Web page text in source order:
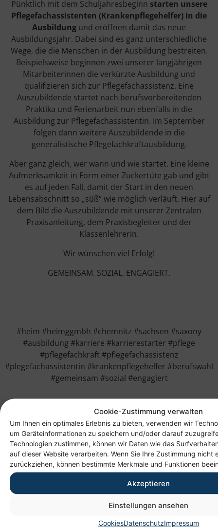
Cookie-Zustimmung verwalten
Um Ihnen ein optimales Erlebnis zu bieten, verwenden wir
um Geräteinformationen zu speichern und/oder darauf
Technologien zustimmen, können wir Daten wie das
auf dieser Website verarbeiten. Wenn Sie Ihre Zustimmung nicht
zurückziehen, können bestimmte Merkmale und Funktionen
Akzeptieren
Einstellungen ansehen
CookiesDatenschutzImpressum
Pünktlich mit dem Schuljahresbeginn starten unsere
Pflegefachassistenten (Krankenpflegehelfer) in die
Ausbildung und eröffnen damit das neue
Ausbildungsjahr. Dabei sind es ganz unterschiedliche
Wege, die die Menschen in der Ausbildung bestreiten.
Beispielsweise beginnen zwei unserer langjährigen
Mitarbeiterinnen die verkürzte Ausbildung und
qualifizieren sich zur Pflegefachassistenz. Eine
Auszubildende startet nach berufsvorbereitenden
Praktika und Ferienarbeit nun ebenfalls in die
Ausbildung zur Pflegefachassistentin. Im September
folgen dann weitere Auszubildende in die
generalistische Pflegefachkraftausbildung.
Aber ganz gleich, wer wann und wie startet. Eine kleine
Aufmerksamkeit in Form einer Zuckertüte gab und gibt
es auf jeden Fall, damit der Start in den neuen
Lebensabschnitt so „süß“ wie möglich verläuft. Hier auf
dem Bild die Auszubildende mit unserer Zentralen
Praxisanleitung, dem Praxisbegleiter und der
Klassenlehrerin.
Wir wünschen viel Erfolg!
GEMEINSAM. SOZIAL. ENGAGIERT.
#heim #heimggmbh #chemnitz #sachsen #saxony
#ausbildung #karriere #karrierestarter #pflege
#pflegefachkraft #pflegefachassistenz
#plegefachassistentin #krankenpflegehelfer #berufswahl
#gemeinsam #sozial #engagiert
Anschrift
Heim gemeinnützige GmbH